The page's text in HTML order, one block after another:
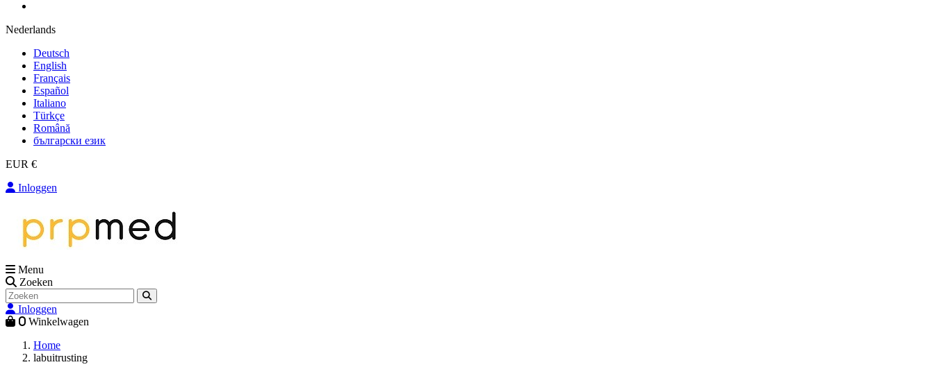
Nederlands
Deutsch
English
Français
Español
Italiano
Türkçe
Română
български език
EUR €
Inloggen
Menu
Zoeken
Inloggen
0 Winkelwagen
Home
labuitrusting